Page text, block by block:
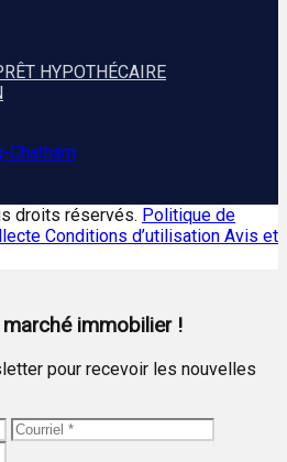
HYPOTHÉCAIRE
Chatham
droits réservés. Politique de
Conditions d’utilisation Avis et
immobilier !
pour recevoir les nouvelles